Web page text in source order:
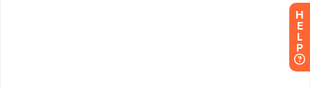
H
E
L
P